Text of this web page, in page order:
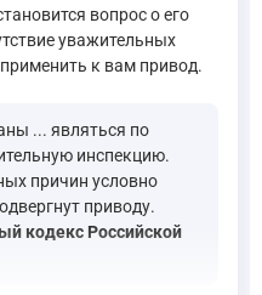
вопрос о его
уважительных
к вам привод.
... являться по
инспекцию.
причин условно
приводу.
кодекс Российской